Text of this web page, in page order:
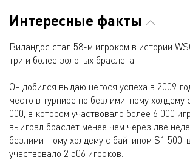
Интересные факты
Виландос стал 58-м игроком в истории
три и более золотых браслета.
Он добился выдающегося успеха в 2009
место в турнире по безлимитному холдему
000, в котором участвовало более 6 000
выиграл браслет менее чем через две
безлимитному холдему с бай-ином $1 500,
участвовало 2 506 игроков.